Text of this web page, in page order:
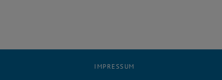
IMPRESSUM